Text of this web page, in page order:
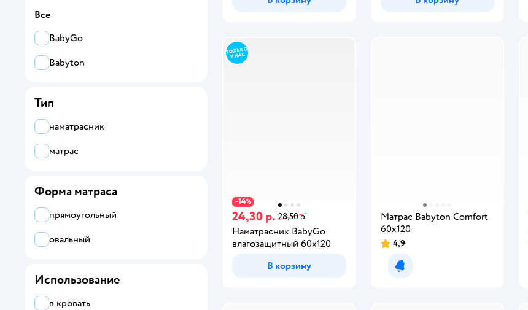
−14%
24,30 р. 28,50 р.
Наматрасник BabyGo
влагозащитный 60х120
В корзину
Матрас Babyton Comfort
60х120
4,9
Уведомить о появлении
Все
BabyGo
Babyton
Тип
наматрасник
матрас
Форма матраса
прямоугольный
овальный
Использование
в кровать